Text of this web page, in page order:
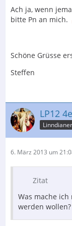
Ach ja, wenn
bitte Pn an mich.
Schöne Grüsse
Steffen
LP12
Linndianer
6. März 2013 um
Zitat
Was mache
werden wollen?